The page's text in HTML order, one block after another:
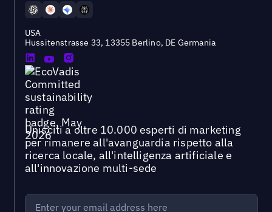
USA
Hussitenstrasse 33, 13355 Berlino, DE Germania
Unisciti a oltre 10.000 esperti di marketing
per rimanere all'avanguardia rispetto alla
ricerca locale, all'intelligenza artificiale e
all'innovazione multi-sede